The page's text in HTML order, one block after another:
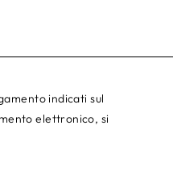
indicati sul
elettronico, si